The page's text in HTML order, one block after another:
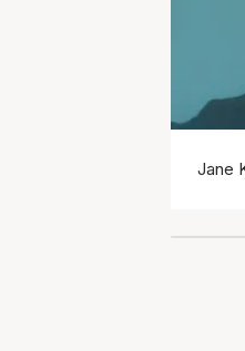
Jane